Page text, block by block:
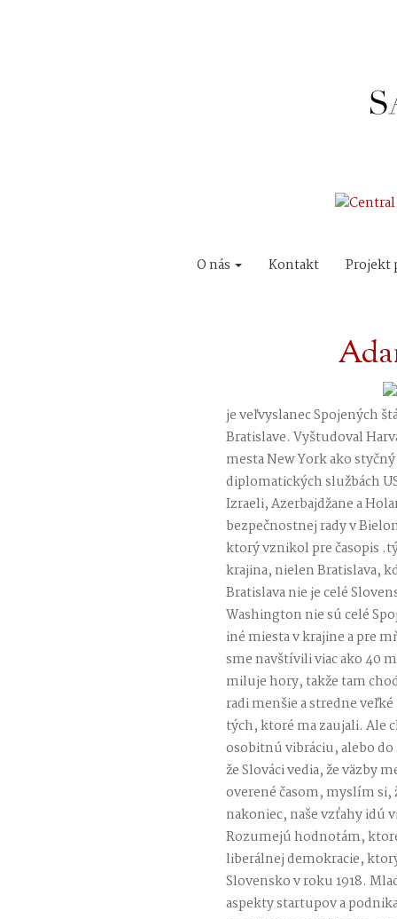
O nás Kontakt Projekt
je veľvyslanec Spojených
Bratislave. Vyštudoval
mesta New York ako
diplomatických službách
Izraeli, Azerbajdžane a
bezpečnostnej rady v
ktorý vznikol pre časopis
krajina, nielen Bratislava,
Bratislava nie je celé
Washington nie sú celé
iné miesta v krajine a pre
sme navštívili viac ako 40
miluje hory, takže tam
radi menšie a stredne
tých, ktoré ma zaujali. Ale
osobitnú vibráciu, alebo
že Slováci vedia, že väzby
overené časom, myslím si,
nakoniec, naše vzťahy idú
Rozumejú hodnotám,
liberálnej demokracie,
Slovensko v roku 1918.
aspekty startupov a